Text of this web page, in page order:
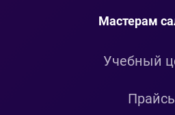
Мастерам
Учебный